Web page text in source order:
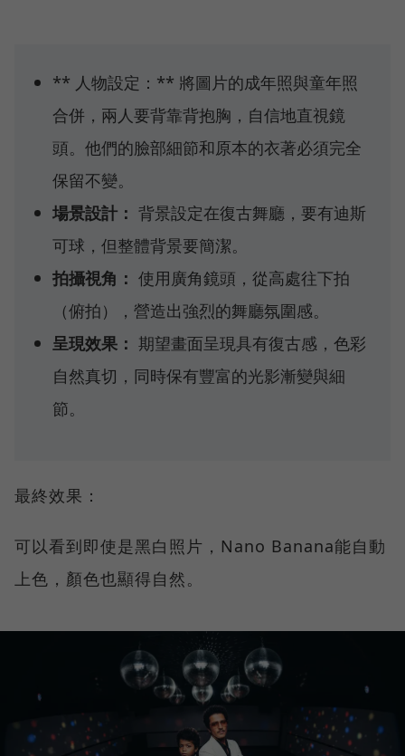
** 人物設定：** 將圖片的成年照與童年照
合併，兩人要背靠背抱胸，自信地直視鏡
頭。他們的臉部細節和原本的衣著必須完全
保留不變。
場景設計： 背景設定在復古舞廳，要有迪斯
可球，但整體背景要簡潔。
拍攝視角： 使用廣角鏡頭，從高處往下拍
（俯拍），營造出強烈的舞廳氛圍感。
呈現效果： 期望畫面呈現具有復古感，色彩
自然真切，同時保有豐富的光影漸變與細
節。
最終效果：
可以看到即使是黑白照片，Nano Banana能自動
上色，顏色也顯得自然。